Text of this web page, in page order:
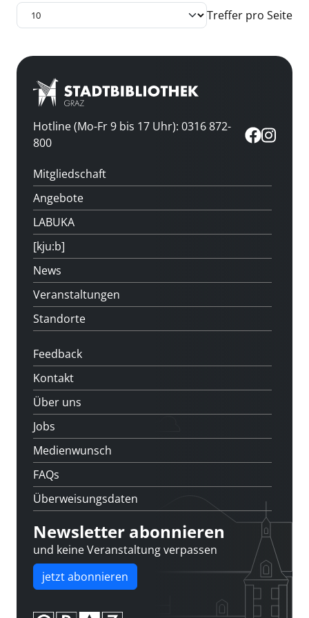
Treffer pro Seite
Hotline (Mo-Fr 9 bis 17 Uhr): 0316 872-
800
Mitgliedschaft
Angebote
LABUKA
[kju:b]
News
Veranstaltungen
Standorte
Feedback
Kontakt
Über uns
Jobs
Medienwunsch
FAQs
Überweisungsdaten
Newsletter abonnieren
und keine Veranstaltung verpassen
jetzt abonnieren